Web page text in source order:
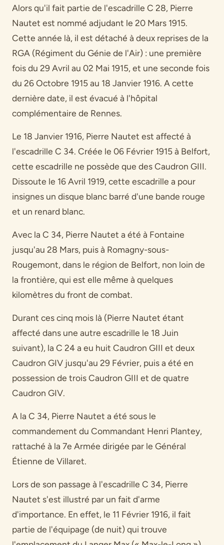
Alors qu'il fait partie de l'escadrille C 28, Pierre
Nautet est nommé adjudant le 20 Mars 1915.
Cette année là, il est détaché à deux reprises de la
RGA (Régiment du Génie de l'Air) : une première
fois du 29 Avril au 02 Mai 1915, et une seconde fois
du 26 Octobre 1915 au 18 Janvier 1916. A cette
dernière date, il est évacué à l'hôpital
complémentaire de Rennes.
Le 18 Janvier 1916, Pierre Nautet est affecté à
l'escadrille C 34. Créée le 06 Février 1915 à Belfort,
cette escadrille ne possède que des Caudron GIII.
Dissoute le 16 Avril 1919, cette escadrille a pour
insignes un disque blanc barré d'une bande rouge
et un renard blanc.
Avec la C 34, Pierre Nautet a été à Fontaine
jusqu'au 28 Mars, puis à Romagny-sous-
Rougemont, dans le région de Belfort, non loin de
la frontière, qui est elle même à quelques
kilomètres du front de combat.
Durant ces cinq mois là (Pierre Nautet étant
affecté dans une autre escadrille le 18 Juin
suivant), la C 24 a eu huit Caudron GIII et deux
Caudron GIV jusqu'au 29 Février, puis a été en
possession de trois Caudron GIII et de quatre
Caudron GIV.
A la C 34, Pierre Nautet a été sous le
commandement du Commandant Henri Plantey,
rattaché à la 7e Armée dirigée par le Général
Étienne de Villaret.
Lors de son passage à l'escadrille C 34, Pierre
Nautet s'est illustré par un fait d'arme
d'importance. En effet, le 11 Février 1916, il fait
partie de l'équipage (de nuit) qui trouve